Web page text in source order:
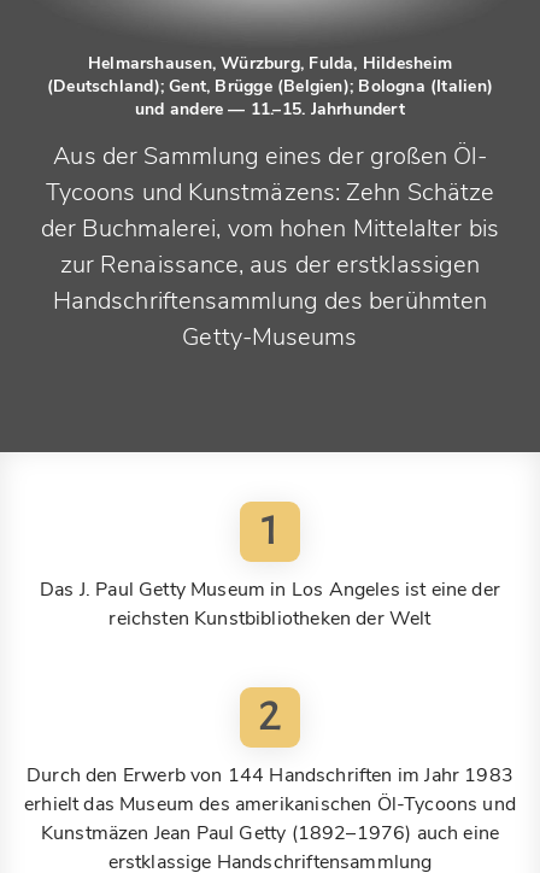
Helmarshausen, Würzburg, Fulda, Hildesheim
(Deutschland); Gent, Brügge (Belgien); Bologna (Italien)
und andere— 11.–15. Jahrhundert
Aus der Sammlung eines der großen Öl-
Tycoons und Kunstmäzens: Zehn Schätze
der Buchmalerei, vom hohen Mittelalter bis
zur Renaissance, aus der erstklassigen
Handschriftensammlung des berühmten
Getty-Museums
1
Das J. Paul Getty Museum in Los Angeles ist eine der
reichsten Kunstbibliotheken der Welt
2
Durch den Erwerb von 144 Handschriften im Jahr 1983
erhielt das Museum des amerikanischen Öl-Tycoons und
Kunstmäzen Jean Paul Getty (1892–1976) auch eine
erstklassige Handschriftensammlung